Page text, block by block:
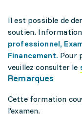
Il est possible de
soutien.
professionnel,
Financement. Pour
veuillez consulter le
Remarques
Cette formation
l'examen.